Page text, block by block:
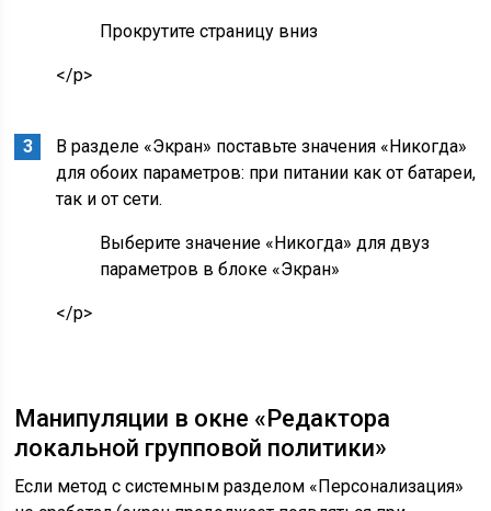
Прокрутите страницу вниз
</p>
В разделе «Экран» поставьте значения «Никогда»
для обоих параметров: при питании как от батареи,
так и от сети.
Выберите значение «Никогда» для двуз
параметров в блоке «Экран»
</p>
Манипуляции в окне «Редактора
локальной групповой политики»
Если метод с системным разделом «Персонализация»